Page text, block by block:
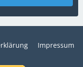
Impressum